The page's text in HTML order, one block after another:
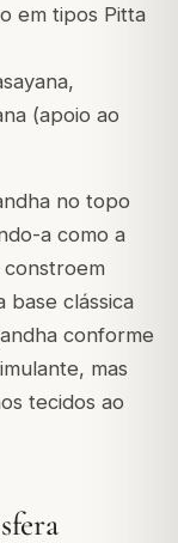
em tipos Pitta
(apoio ao
no topo
a como a
base clássica
conforme
mas
tecidos ao